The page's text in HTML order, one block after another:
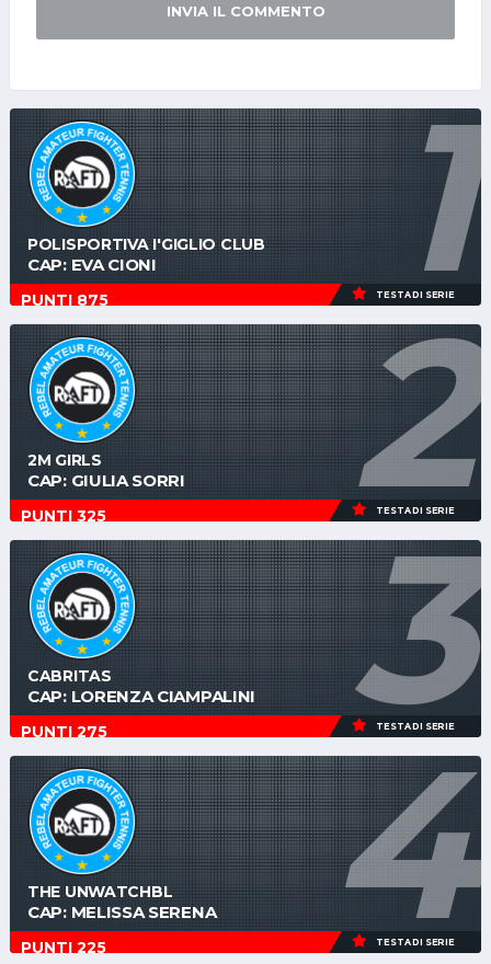
INVIA IL COMMENTO
1
POLISPORTIVA I'GIGLIO CLUB
CAP: EVA CIONI
PUNTI 875 TESTA DI SERIE
2
2M GIRLS
CAP: GIULIA SORRI
PUNTI 325 TESTA DI SERIE
3
CABRITAS
CAP: LORENZA CIAMPALINI
PUNTI 275 TESTA DI SERIE
4
THE UNWATCHBL
CAP: MELISSA SERENA
PUNTI 225 TESTA DI SERIE